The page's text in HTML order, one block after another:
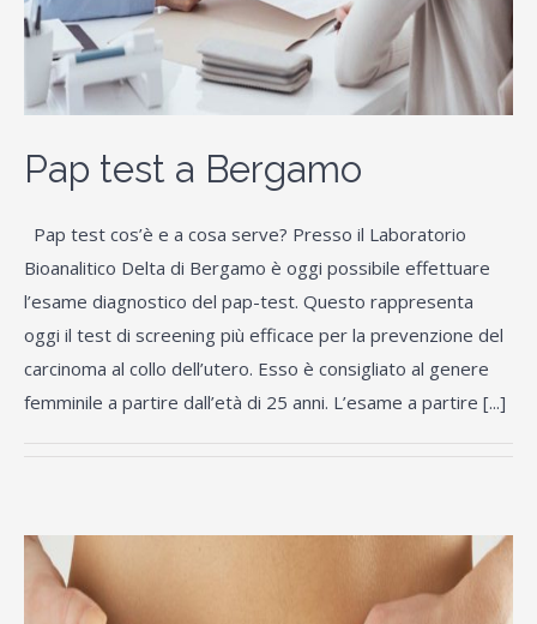
Pap test a Bergamo
Pap test cos’è e a cosa serve? Presso il Laboratorio
Bioanalitico Delta di Bergamo è oggi possibile effettuare
l’esame diagnostico del pap-test. Questo rappresenta
oggi il test di screening più efficace per la prevenzione del
carcinoma al collo dell’utero. Esso è consigliato al genere
femminile a partire dall’età di 25 anni. L’esame a partire [...]